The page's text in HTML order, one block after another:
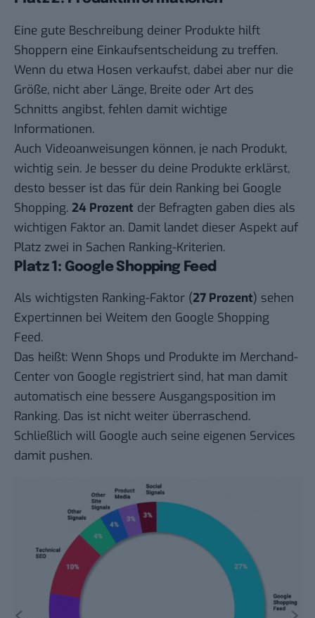
Eine gute Beschreibung deiner Produkte hilft
Shoppern eine Einkaufsentscheidung zu treffen.
Wenn du etwa Hosen verkaufst, dabei aber nur die
Größe, nicht aber Länge, Breite oder Art des
Schnitts angibst, fehlen damit wichtige
Informationen.
Auch Videoanweisungen können, je nach Produkt,
wichtig sein. Je besser du deine Produkte erklärst,
desto besser ist das für dein Ranking bei Google
Shopping. 24 Prozent der Befragten gaben dies als
wichtigen Faktor an. Damit landet dieser Aspekt auf
Platz zwei in Sachen Ranking-Kriterien.
Platz 1: Google Shopping Feed
Als wichtigsten Ranking-Faktor (27 Prozent) sehen
Expert:innen bei Weitem den Google Shopping
Feed.
Das heißt: Wenn Shops und Produkte im Merchand-
Center von Google registriert sind, hat man damit
automatisch eine bessere Ausgangsposition im
Ranking. Das ist nicht weiter überraschend.
Schließlich will Google auch seine eigenen Services
damit pushen.